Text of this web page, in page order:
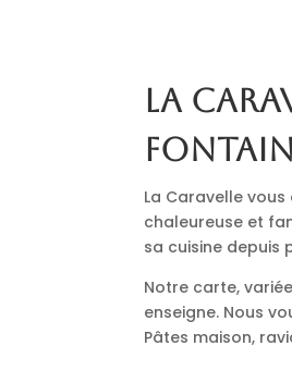
La
La Caravelle
chaleureuse et
sa cuisine depuis
Notre carte,
enseigne. Nous
Pâtes maison,